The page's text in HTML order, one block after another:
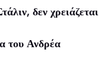
δεν χρειάζεται
του Ανδρέα